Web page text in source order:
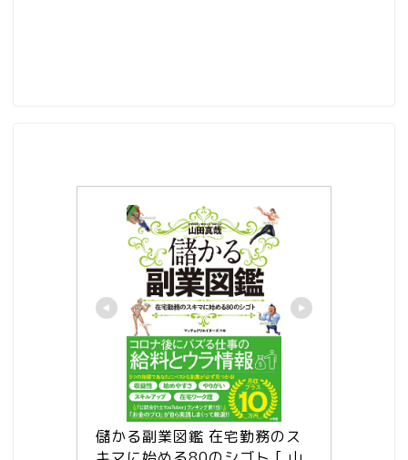
儲かる副業図鑑 在宅勤務のス